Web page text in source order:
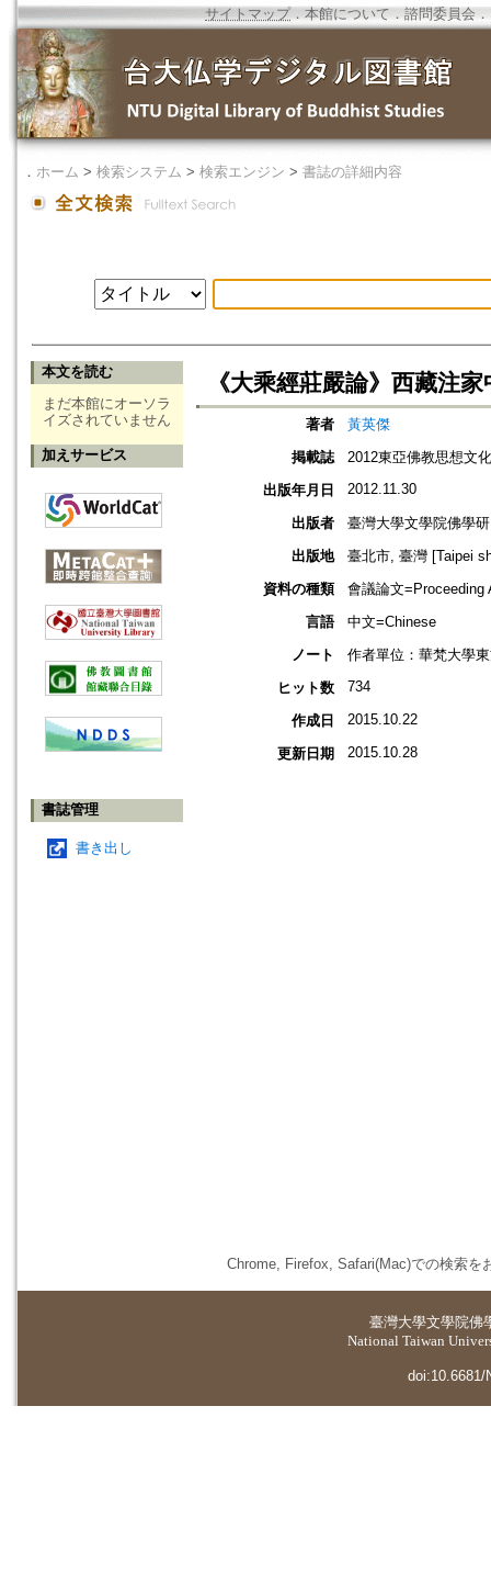
サイトマップ．本館について ． 諮問委員会 ．
． ホーム > 検索システム > 検索エンジン > 書誌の詳細内容
本文を読む
まだ本館にオーソラ
イズされていません
加えサービス
書誌管理
書き出し
《大乘經莊嚴論》西藏注
著者
黃英傑
掲載誌
2012東亞佛教思想文
出版年月日
2012.11.30
出版者
臺灣大學文學院佛學
出版地
臺北市, 臺灣 [Taipei
資料の種類
會議論文=Proceeding
言語
中文=Chinese
ノート
作者單位：華梵大學
ヒット数
734
作成日 2015.10.22
更新日期 2015.10.28
Chrome, Firefox, Safari(Mac)での検索を
臺灣大學文學院佛
National Taiwan
doi:10.6681/